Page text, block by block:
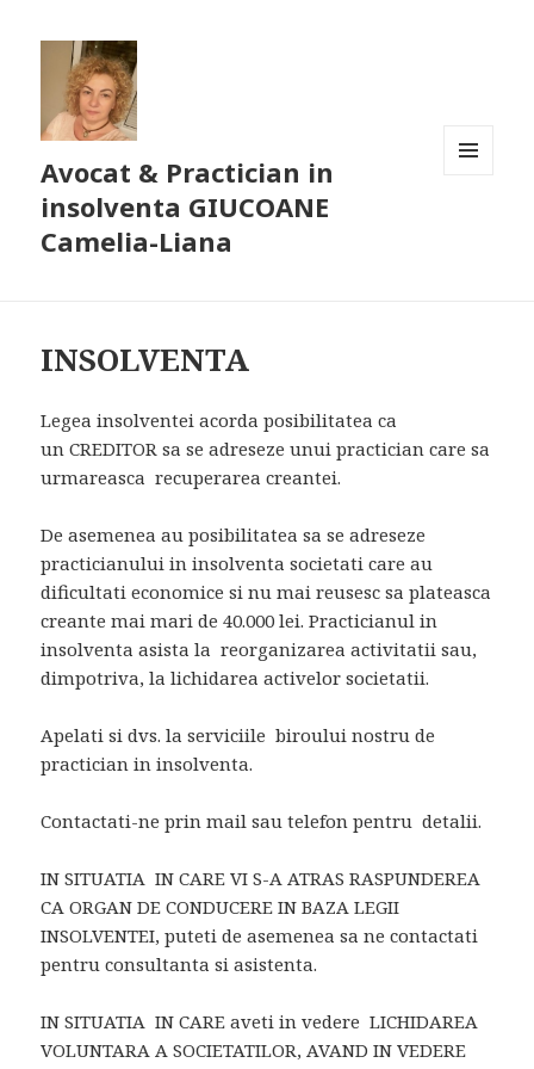
Avocat & Practician in
insolventa GIUCOANE
Camelia-Liana
INSOLVENTA
Legea insolventei acorda posibilitatea ca
un CREDITOR sa se adreseze unui practician care sa
urmareasca recuperarea creantei.
De asemenea au posibilitatea sa se adreseze
practicianului in insolventa societati care au
dificultati economice si nu mai reusesc sa plateasca
creante mai mari de 40.000 lei. Practicianul in
insolventa asista la reorganizarea activitatii sau,
dimpotriva, la lichidarea activelor societatii.
Apelati si dvs. la serviciile biroului nostru de
practician in insolventa.
Contactati-ne prin mail sau telefon pentru detalii.
IN SITUATIA IN CARE VI S-A ATRAS RASPUNDEREA
CA ORGAN DE CONDUCERE IN BAZA LEGII
INSOLVENTEI, puteti de asemenea sa ne contactati
pentru consultanta si asistenta.
IN SITUATIA IN CARE aveti in vedere LICHIDAREA
VOLUNTARA A SOCIETATILOR, AVAND IN VEDERE